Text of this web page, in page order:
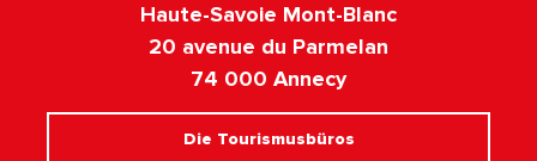
Haute-Savoie Mont-Blanc
20 avenue du Parmelan
74 000 Annecy
Die Tourismusbüros